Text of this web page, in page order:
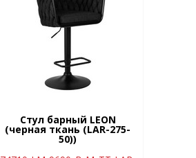
Стул барный LEON
(черная ткань (LAR-275-
50))